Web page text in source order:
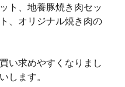
ト、地養豚焼き肉セッ
、オリジナル焼き肉の
い求めやすくなりまし
します。